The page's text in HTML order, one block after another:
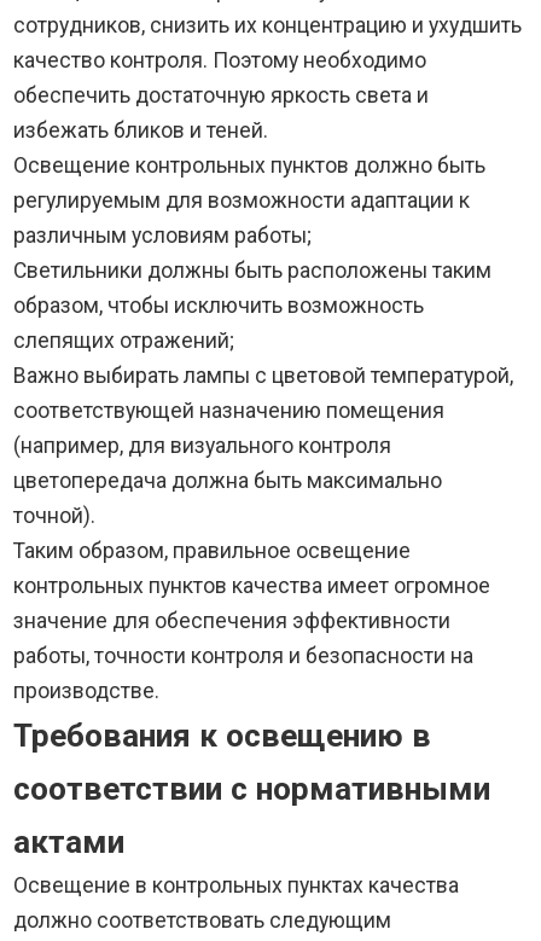
сотрудников, снизить их концентрацию и ухудшить
качество контроля. Поэтому необходимо
обеспечить достаточную яркость света и
избежать бликов и теней.
Освещение контрольных пунктов должно быть
регулируемым для возможности адаптации к
различным условиям работы;
Светильники должны быть расположены таким
образом, чтобы исключить возможность
слепящих отражений;
Важно выбирать лампы с цветовой температурой,
соответствующей назначению помещения
(например, для визуального контроля
цветопередача должна быть максимально
точной).
Таким образом, правильное освещение
контрольных пунктов качества имеет огромное
значение для обеспечения эффективности
работы, точности контроля и безопасности на
производстве.
Требования к освещению в
соответствии с нормативными
актами
Освещение в контрольных пунктах качества
должно соответствовать следующим